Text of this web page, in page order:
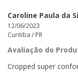
Caroline Paula da
12/06/2023
Curitiba / PR
Avaliação do
Cropped super